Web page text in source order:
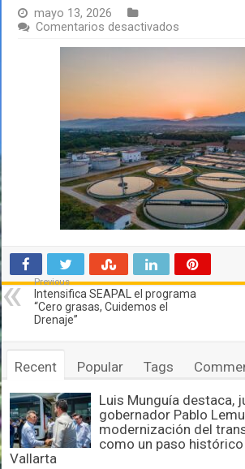
mayo 13, 2026
Comentarios desactivados
Previous
Intensifica SEAPAL el programa
“Cero grasas, Cuidemos el
Drenaje”
Recent Popular Tags
Luis Munguía destaca,
gobernador Pablo
modernización del
como un paso
Vallarta